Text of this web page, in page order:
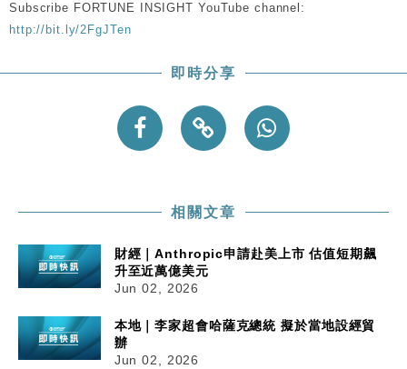
Subscribe FORTUNE INSIGHT YouTube channel:
http://bit.ly/2FgJTen
即時分享
相關文章
財經｜Anthropic申請赴美上市 估值短期飆
升至近萬億美元
Jun 02, 2026
本地｜李家超會哈薩克總統 擬於當地設經貿
辦
Jun 02, 2026